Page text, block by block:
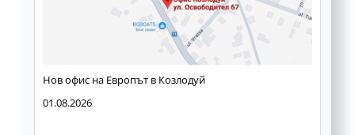
Нов офис на Европът в Козлодуй
01.08.2026